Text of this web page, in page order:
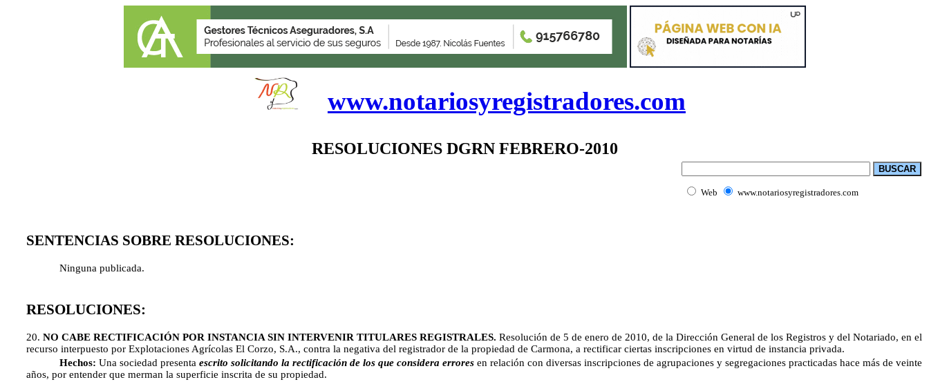
www.notariosyregistradores.com
RESOLUCIONES DGRN FEBRERO-2010
Web www.notariosyregistradores.com
SENTENCIAS SOBRE RESOLUCIONES:
Ninguna publicada.
RESOLUCIONES:
20. NO CABE RECTIFICACIÓN POR INSTANCIA SIN INTERVENIR TITULARES REGISTRALES.Resolución de 5 de enero de 2010, de la Dirección General de los Registros y del Notariado, en el
recurso interpuesto por Explotaciones Agrícolas El Corzo, S.A., contra la negativa del registrador de la propiedad de Carmona, a rectificar ciertas inscripciones en virtud de instancia privada.
Hechos: Una sociedad presentaescrito solicitando la rectificación de los que considera errores en relación con diversas inscripciones de agrupaciones y segregaciones practicadas hace más de veinte
años, por entender que merman la superficie inscrita de su propiedad.